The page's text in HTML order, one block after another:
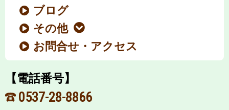
ブログ
その他
お問合せ・アクセス
【電話番号】
0537-28-8866